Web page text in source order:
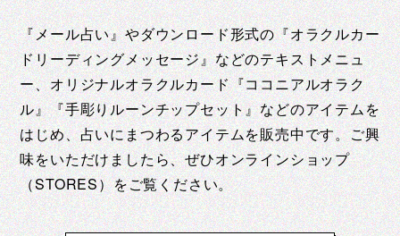
『メール占い』やダウンロード形式の『オラクルカー
ドリーディングメッセージ』などのテキストメニュ
ー、オリジナルオラクルカード『ココニアルオラク
ル』『手彫りルーンチップセット』などのアイテムを
はじめ、占いにまつわるアイテムを販売中です。ご興
味をいただけましたら、ぜひオンラインショップ
（STORES）をご覧ください。